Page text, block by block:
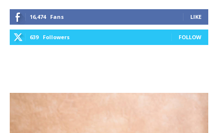
16,474 Fans LIKE
639 Followers FOLLOW